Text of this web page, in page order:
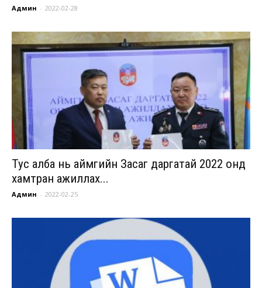
Админ - 2022-02-28
Тус алба нь аймгийн Засаг даргатай 2022 онд
хамтран ажиллах...
Админ - 2022-02-25